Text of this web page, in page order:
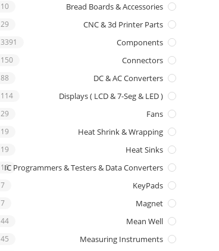
Bread Boards & Accessories
10
CNC & 3d Printer Parts
29
Components
3391
Connectors
150
DC & AC Converters
88
Displays ( LCD & 7-Seg & LED )
114
Fans
29
Heat Shrink & Wrapping
19
Heat Sinks
19
IC Programmers & Testers & Data Converters
16
KeyPads
7
Magnet
7
Mean Well
44
Measuring Instruments
45